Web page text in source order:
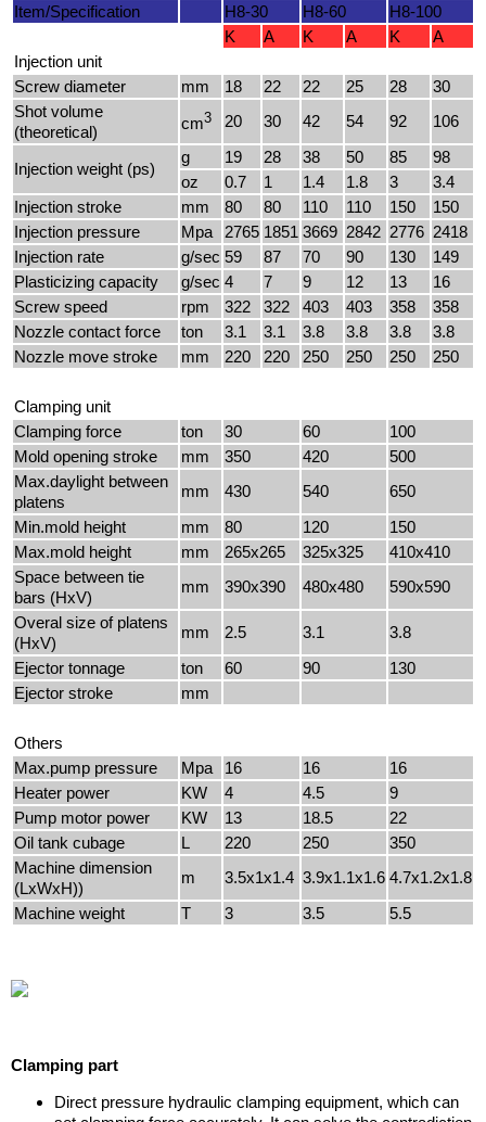
Item/Specification H8-30 H8-60
H8-100
K
A K A K
A
Injection unit
Screw diameter
mm 18 22 22 25 28
30
Shot volume
(theoretical)
cm3 20 30 42 54 92 106
Injection weight (ps)
g 19 28 38 50 85
98
oz
0.7 1 1.4 1.8 3
3.4
Injection stroke
mm 80 80 110 110 150
150
Injection pressure
Mpa 2765 1851 3669 2842 2776 2418
Injection rate
g/sec 59 87 70 90 130
149
Plasticizing capacity
g/sec 4 7 9 12 13
16
Screw speed
rpm 322 322 403 403 358
358
Nozzle contact force
ton 3.1 3.1 3.8 3.8 3.8
3.8
Nozzle move stroke
mm 220 220 250 250 250 250
Clamping unit
Clamping force
ton 30 60
100
Mold opening stroke
mm 350 420
500
Max.daylight between
platens
mm 430 540
650
Min.mold height
mm 80 120
150
Max.mold height
mm 265x265 325x325
410x410
Space between tie
bars (HxV)
mm 390x390 480x480
590x590
Overal size of platens
(HxV)
mm 2.5 3.1
3.8
Ejector tonnage
ton 60 90
130
Ejector stroke
mm
Others
Max.pump pressure
Mpa 16 16
16
Heater power
KW 4 4.5
9
Pump motor power
KW 13 18.5
22
Oil tank cubage
L 220 250
350
Machine dimension
(LxWxH))
m 3.5x1x1.4 3.9x1.1x1.6 4.7x1.2x1.8
Machine weight
T 3 3.5 5.5
Clamping part
Direct pressure hydraulic clamping equipment, which can